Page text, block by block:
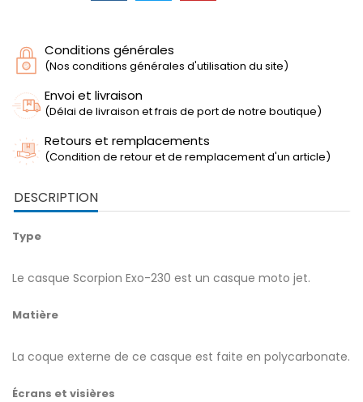
Conditions générales
(Nos conditions générales d'utilisation du site)
Envoi et livraison
(Délai de livraison et frais de port de notre boutique)
Retours et remplacements
(Condition de retour et de remplacement d'un article)
DESCRIPTION
Type
Le casque Scorpion Exo-230 est un casque moto jet.
Matière
La coque externe de ce casque est faite en polycarbonate.
Écrans et visières